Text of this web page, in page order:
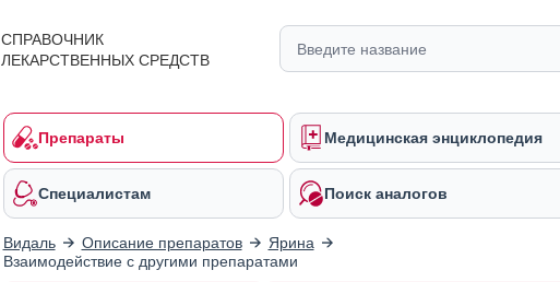
СПРАВОЧНИК
ЛЕКАРСТВЕННЫХ СРЕДСТВ
Препараты Медицинская энциклопедия
Специалистам Поиск аналогов
Видаль Описание препаратов
Ярина
Взаимодействие с другими препаратами